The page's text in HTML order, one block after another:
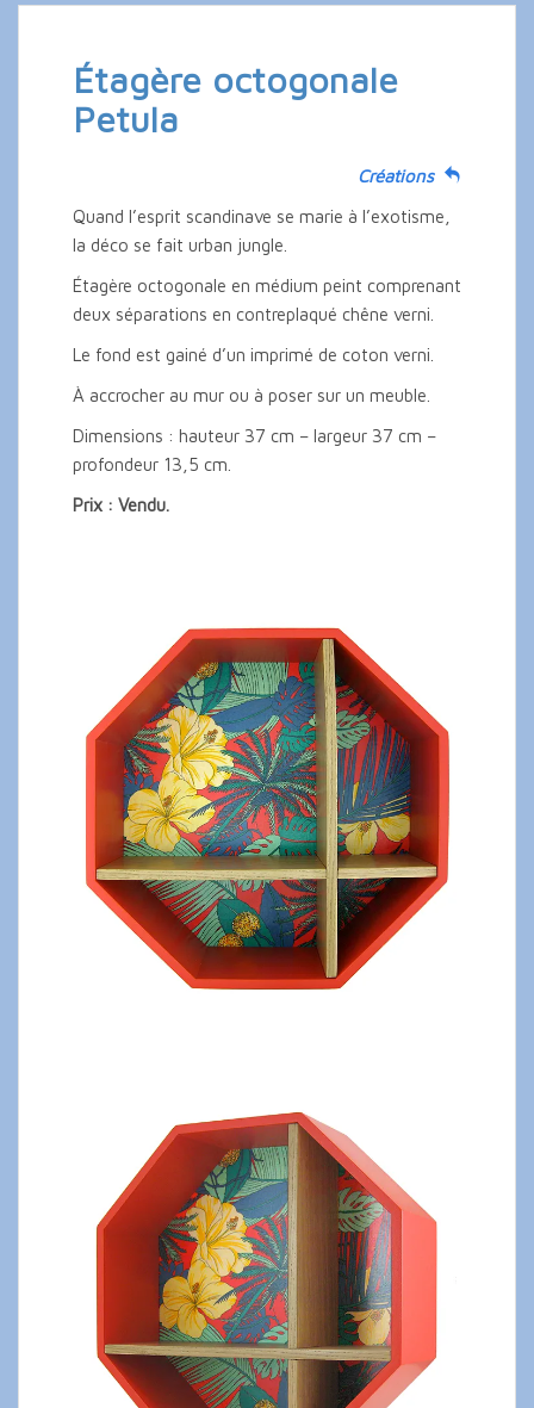
Étagère octogonale
Petula
Créations
Quand l’esprit scandinave se marie à l’exotisme,
la déco se fait urban jungle.
Étagère octogonale en médium peint comprenant
deux séparations en contreplaqué chêne verni.
Le fond est gainé d’un imprimé de coton verni.
À accrocher au mur ou à poser sur un meuble.
Dimensions : hauteur 37 cm – largeur 37 cm –
profondeur 13,5 cm.
Prix : Vendu.